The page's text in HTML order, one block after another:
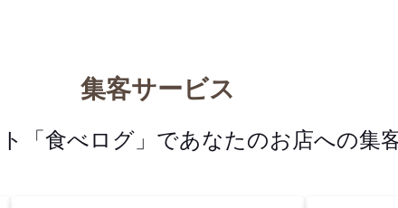
集客サービス
「食べログ」であなたのお店への集